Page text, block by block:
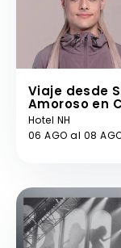
Viaje desde
Amoroso en
Hotel NH
06 AGO al 08